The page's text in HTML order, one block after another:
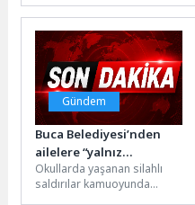
Forum tarafından
Kopenhag’da düzenlenen
“Digital Transformation...
Gündem
Buca Belediyesi’nden
ailelere “yalnız
değilsiniz” mesajı
Okullarda yaşanan silahlı
saldırılar kamuoyunda